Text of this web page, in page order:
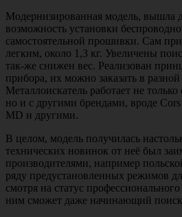
Модернизированная модель, вышла
возможность установки
самостоятельной прошивки. Сам
легким, около 1,3 кг. Увеличены
так-же снижен вес. Реализован
прибора, их можно заказать в
Металлоискатель работает не
но и с другими брендами, вроде
MD и другими.
В целом, модель получилась
технических новинок от неё был
производителями, например
ряду предустановленных режимов
смотря на статус
ним сможет даже начинающий